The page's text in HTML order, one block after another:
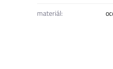
materiál: